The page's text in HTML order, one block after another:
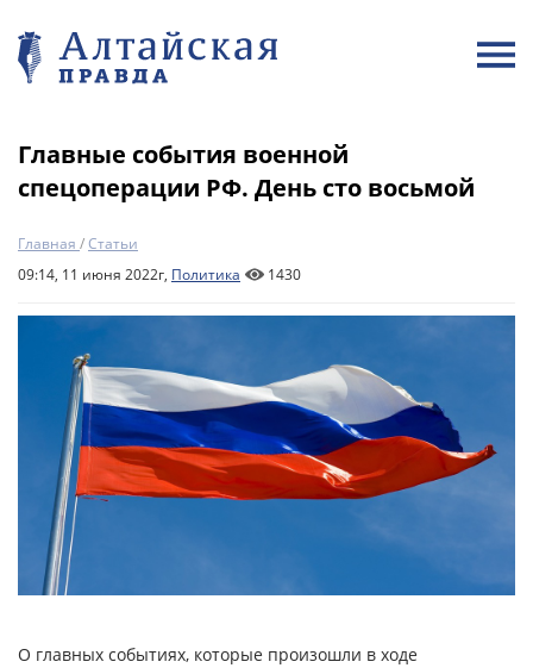
Главные события военной
спецоперации РФ. День сто восьмой
Главная /Статьи
09:14, 11 июня 2022г, Политика 1430
О главных событиях, которые произошли в ходе